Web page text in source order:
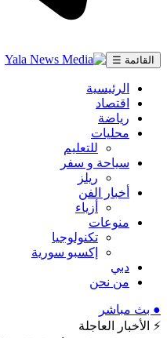
القائمة ☰
الرئيسية
اقتصاد
رياضة
محليات
للتعليم
سياحة و سفر
ريلز
أخبار الفن
أزياء
منوعات
تكنولوجيا
إكسبو سورية
دبي
من نحن
● بث مباشر
⚡ الأخبار العاجلة